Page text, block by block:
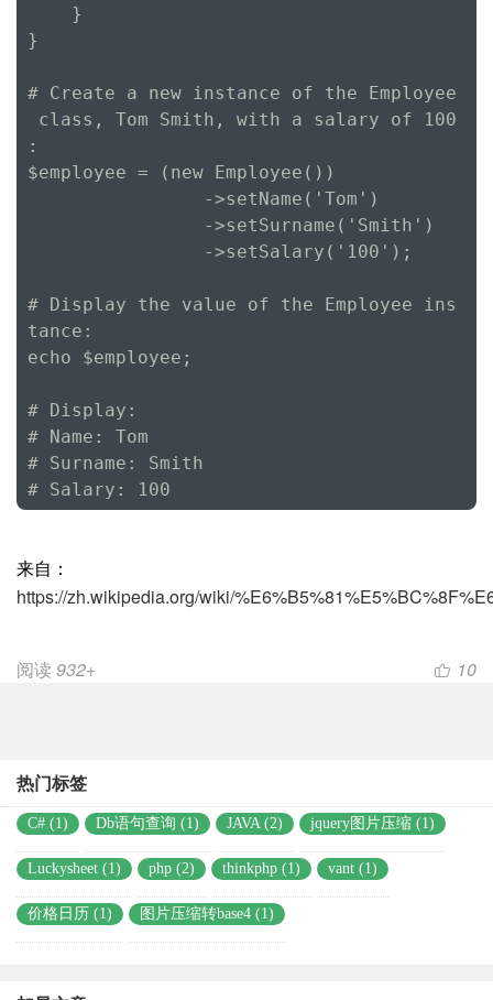
}
}
# Create a new instance of the Employee
class, Tom Smith, with a salary of 100
:
$employee = (new Employee())
->setName('Tom')
->setSurname('Smith')
->setSalary('100');
# Display the value of the Employee ins
tance:
echo $employee;
# Display:
# Name: Tom
# Surname: Smith
# Salary: 100
来自：
https://zh.wikipedia.org/wiki/
阅读 932+ 10
热门标签
C# (1) Db语句查询 (1) JAVA (2) jquery图片压缩 (1)
Luckysheet (1) php (2) thinkphp (1) vant (1)
价格日历 (1) 图片压缩转base4 (1)